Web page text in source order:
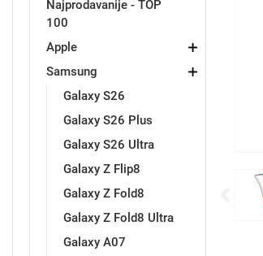
Najprodavanije - TOP
100
Apple
Samsung
Galaxy S26
Galaxy S26 Plus
Galaxy S26 Ultra
Galaxy Z Flip8
Galaxy Z Fold8
Galaxy Z Fold8 Ultra
Galaxy A07
Babe
Croatos
Samsung
Punjači za mobitel
Samsung
Sony
Držači za romobil
Ostali držači
USB kablovi
AUX kablovi
FM Transmitteri